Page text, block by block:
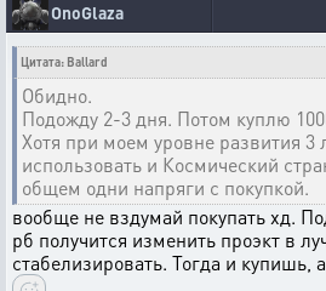
OnoGlaza
Цитата: Ballard
Обидно.
Подожду 2-3 дня. Потом куплю
Хотя при моем уровне развития 3
использовать и Космический
общем одни напряги с покупкой.
вообще не вздумай покупать хд.
рб получится изменить проэкт в
стабелизировать. Тогда и купишь,